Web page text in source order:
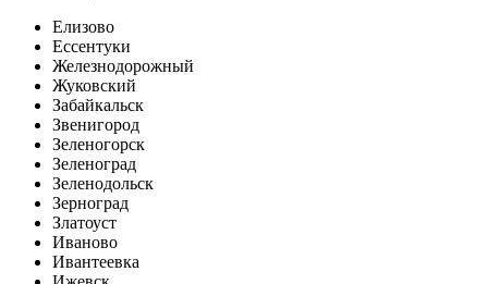
Елизово
Ессентуки
Железнодорожный
Жуковский
Забайкальск
Звенигород
Зеленогорск
Зеленоград
Зеленодольск
Зерноград
Златоуст
Иваново
Ивантеевка